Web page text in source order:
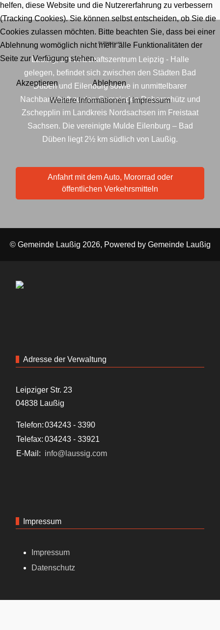
Ihr Weg zu uns
Laußig, am Witschaftszentrum Leipzig - Halle
gelegen, befindet sich zwischen den Städten Bad
Düben und Eilenburg sowie in unmittelbarer
Nachbarschaft zu den Gemeinden Doberschütz und
Zschepplin im Landkreis Nordsachsen im Freistaat
Sachsen. Die vereinigte Mulde Eilenburg – Bad
Düben liegt 2½ km südlich von Laußig.
Anfahrt mit dem Auto, Mororrad oder
öffentlichen Verkehrsmitteln
© Gemeinde Laußig 2026, Powered by Gemeinde Laußig
Adresse der Verwaltung
Leipziger Str. 23
04838 Laußig
Telefon:034243 - 3390
Telefax: 034243 - 33921
E-Mail: info@laussig.com
Impressum
Impressum
Datenschutz
helfen, diese Website und die Nutzererfahrung zu verbessern
(Tracking Cookies). Sie können selbst entscheiden, ob Sie die
Cookies zulassen möchten. Bitte beachten Sie, dass bei einer
Ablehnung womöglich nicht mehr alle Funktionalitäten der
Seite zur Verfügung stehen.
Akzeptieren Ablehnen
Weitere Informationen|Impressum